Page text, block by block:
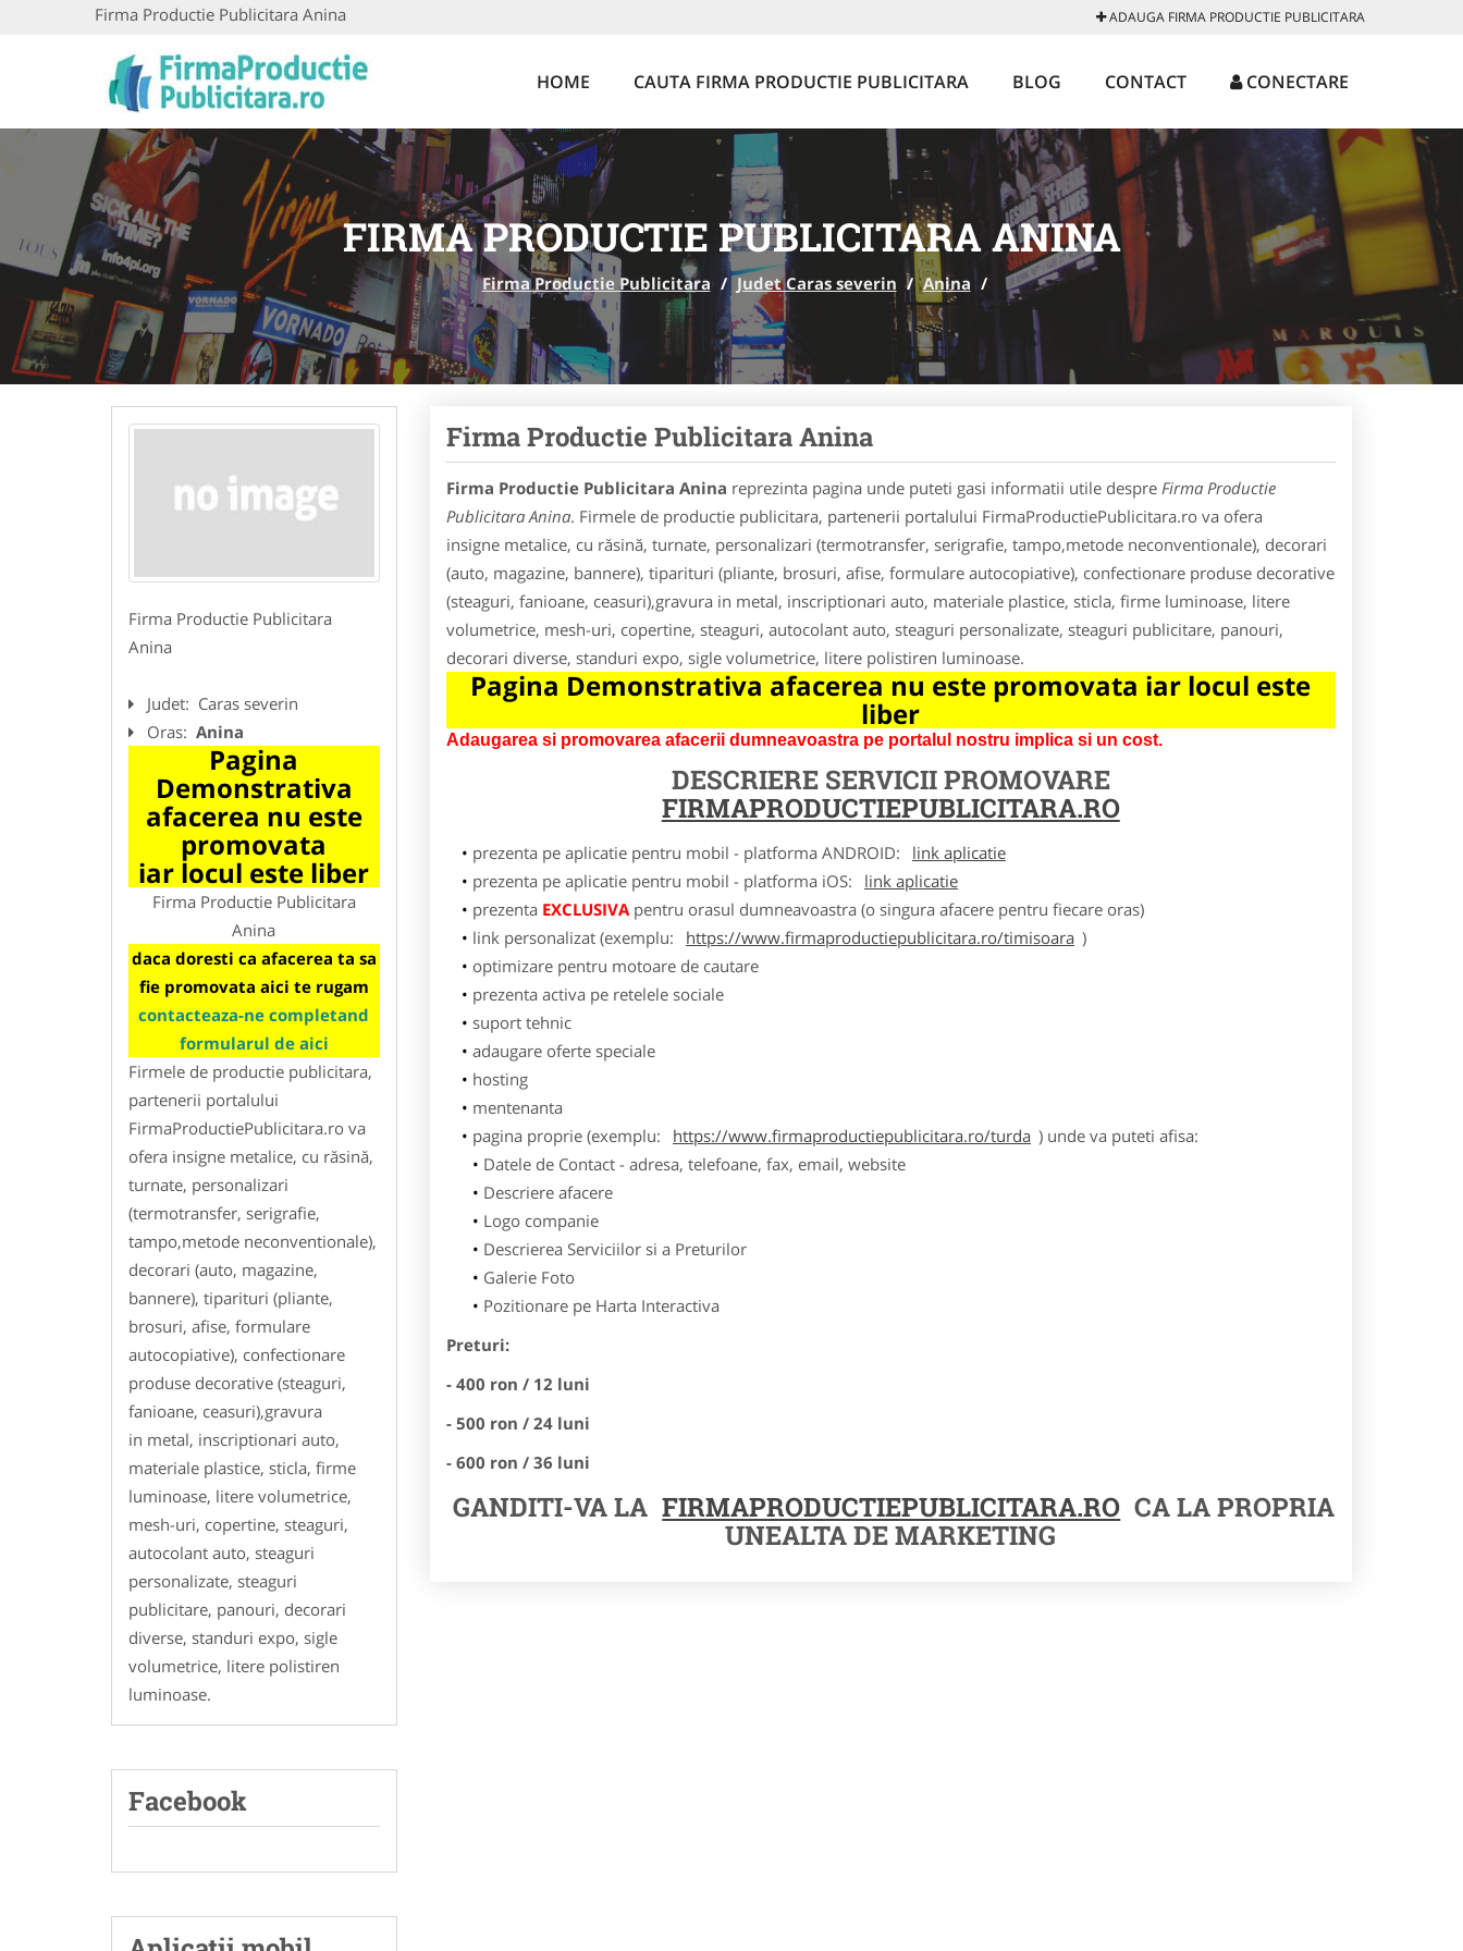
Firma Productie Publicitara Anina ADAUGA FIRMA PRODUCTIE PUBLICITARA
HOME CAUTA FIRMA PRODUCTIE PUBLICITARA BLOG CONTACT CONECTARE
FIRMA PRODUCTIE PUBLICITARA ANINA
Firma Productie Publicitara / Judet Caras severin / Anina /
Firma Productie Publicitara
Anina
Judet: Caras severin
Oras: Anina
Pagina
Demonstrativa
afacerea nu este
promovata
iar locul este liber
Firma Productie Publicitara
Anina
daca doresti ca afacerea ta sa
fie promovata aici te rugam
contacteaza-ne completand
formularul de aici
Firmele de productie publicitara,
partenerii portalului
FirmaProductiePublicitara.ro va
ofera insigne metalice, cu răsină,
turnate, personalizari
(termotransfer, serigrafie,
tampo,metode neconventionale),
decorari (auto, magazine,
bannere), tiparituri (pliante,
brosuri, afise, formulare
autocopiative), confectionare
produse decorative (steaguri,
fanioane, ceasuri),gravura
in metal, inscriptionari auto,
materiale plastice, sticla, firme
luminoase, litere volumetrice,
mesh-uri, copertine, steaguri,
autocolant auto, steaguri
personalizate, steaguri
publicitare, panouri, decorari
diverse, standuri expo, sigle
volumetrice, litere polistiren
luminoase.
Facebook
Firma Productie Publicitara Anina
Firma Productie Publicitara Anina reprezinta pagina unde puteti gasi informatii utile despre Firma Productie
Publicitara Anina. Firmele de productie publicitara, partenerii portalului FirmaProductiePublicitara.ro va ofera
insigne metalice, cu răsină, turnate, personalizari (termotransfer, serigrafie, tampo,metode neconventionale), decorari
(auto, magazine, bannere), tiparituri (pliante, brosuri, afise, formulare autocopiative), confectionare produse decorative
(steaguri, fanioane, ceasuri),gravura in metal, inscriptionari auto, materiale plastice, sticla, firme luminoase, litere
volumetrice, mesh-uri, copertine, steaguri, autocolant auto, steaguri personalizate, steaguri publicitare, panouri,
decorari diverse, standuri expo, sigle volumetrice, litere polistiren luminoase.
Pagina Demonstrativa afacerea nu este promovata iar locul este
liber
Adaugarea si promovarea afacerii dumneavoastra pe portalul nostru implica si un cost.
DESCRIERE SERVICII PROMOVARE
FIRMAPRODUCTIEPUBLICITARA.RO
prezenta pe aplicatie pentru mobil - platforma ANDROID:
link aplicatie
prezenta pe aplicatie pentru mobil - platforma iOS:
link aplicatie
prezenta EXCLUSIVApentru orasul dumneavoastra (o singura afacere pentru fiecare oras)
link personalizat (exemplu:
https://www.firmaproductiepublicitara.ro/timisoara )
optimizare pentru motoare de cautare
prezenta activa pe retelele sociale
suport tehnic
adaugare oferte speciale
hosting
mentenanta
pagina proprie (exemplu:
https://www.firmaproductiepublicitara.ro/turda ) unde va puteti afisa:
Datele de Contact - adresa, telefoane, fax, email, website
Descriere afacere
Logo companie
Descrierea Serviciilor si a Preturilor
Galerie Foto
Pozitionare pe Harta Interactiva
Preturi:
- 400 ron / 12 luni
- 500 ron / 24 luni
- 600 ron / 36 luni
GANDITI-VA LA FIRMAPRODUCTIEPUBLICITARA.RO CA LA PROPRIA
UNEALTA DE MARKETING